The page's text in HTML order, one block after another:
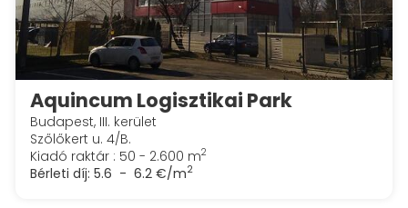
Aquincum Logisztikai Park
Budapest, III. kerület
Szőlőkert u. 4/B.
Kiadó raktár : 50 - 2.600 m2
Bérleti díj: 5.6 - 6.2 €/m2